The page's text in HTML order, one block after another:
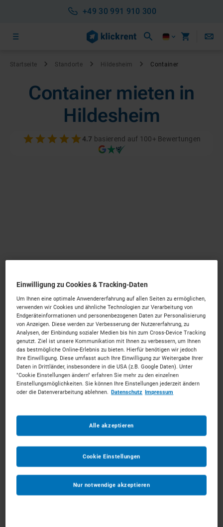
+49 30 991 910 300
Startseite Standorte Hildesheim Container
Container mieten in
Hildesheim
4.7 basierend auf 100+ Bewertungen
Kompetenz und Nähe für Hildesheim.Mieten Sie die
passenden Container für Ihr Vorhaben. Unkompliziert,
zu starken Konditionen und mit persönlichem Experten-
Service.
145Vermietpartner im RaumHildesheim
Materialcontainer
Einwilligung zu Cookies & Tracking-Daten
Um Ihnen eine optimale Anwendererfahrung auf allen Seiten zu ermöglichen,
verwenden wir Cookies und ähnliche Technologien zur Verarbeitung von
Endgeräteinformationen und personenbezogenen Daten zur Personalisierung
von Anzeigen. Diese werden zur Verbesserung der Nutzererfahrung, zu
Analysen, der Einbindung sozialer Medien bis hin zum Cross-Device Tracking
genutzt. Ziel ist unsere Kommunikation mit Ihnen zu verbessern, um Ihnen
das bestmögliche Online-Erlebnis zu bieten. Hierfür benötigen wir jedoch
Ihre Einwilligung. Diese umfasst auch Ihre Einwilligung zur Weitergabe Ihrer
Daten in Drittländer, insbesondere in die USA (z.B. Google Daten). Unter
"Cookie Einstellungen ändern" erfahren Sie mehr zu den einzelnen
Einstellungsmöglichkeiten. Sie können Ihre Einstellungen jederzeit ändern
oder die Datenverarbeitung ablehnen. Datenschutz Impressum
Nur notwendige akzeptieren
Alle akzeptieren
Cookie Einstellungen